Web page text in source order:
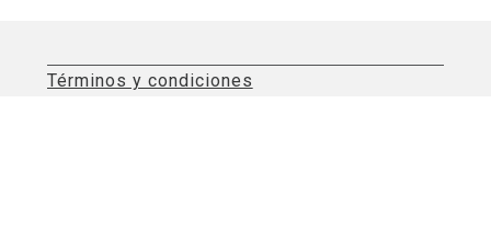
Términos y condiciones